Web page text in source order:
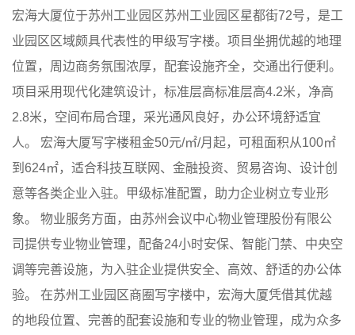
宏海大厦位于苏州工业园区苏州工业园区星都街72号，是工
业园区区域颇具代表性的甲级写字楼。项目坐拥优越的地理
位置，周边商务氛围浓厚，配套设施齐全，交通出行便利。
项目采用现代化建筑设计，标准层高标准层高4.2米，净高
2.8米，空间布局合理，采光通风良好，办公环境舒适宜
人。 宏海大厦写字楼租金50元/㎡/月起，可租面积从100㎡
到624㎡，适合科技互联网、金融投资、贸易咨询、设计创
意等各类企业入驻。甲级标准配置，助力企业树立专业形
象。 物业服务方面，由苏州会议中心物业管理股份有限公
司提供专业物业管理，配备24小时安保、智能门禁、中央空
调等完善设施，为入驻企业提供安全、高效、舒适的办公体
验。 在苏州工业园区商圈写字楼中，宏海大厦凭借其优越
的地段位置、完善的配套设施和专业的物业管理，成为众多